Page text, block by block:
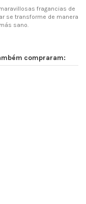
fragancias de
se transforme de manera
sano.
compraram: